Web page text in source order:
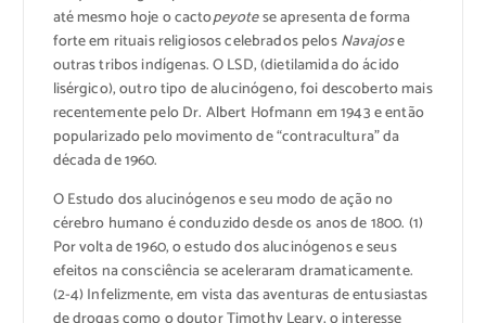
até mesmo hoje o cactopeyotese apresenta de forma
forte em rituais religiosos celebrados pelosNavajose
outras tribos indígenas. O LSD, (dietilamida do ácido
lisérgico), outro tipo de alucinógeno, foi descoberto mais
recentemente pelo Dr. Albert Hofmann em 1943 e então
popularizado pelo movimento de “contracultura” da
década de 1960.
O Estudo dos alucinógenos e seu modo de ação no
cérebro humano é conduzido desde os anos de 1800. (1)
Por volta de 1960, o estudo dos alucinógenos e seus
efeitos na consciência se aceleraram dramaticamente.
(2-4) Infelizmente, em vista das aventuras de entusiastas